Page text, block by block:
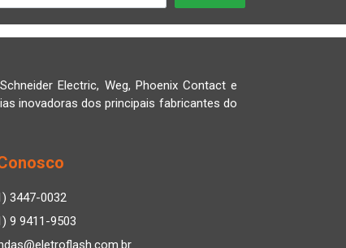
Electric, Weg, Phoenix Contact e
inovadoras dos principais fabricantes do
3447-0032
9 9411-9503